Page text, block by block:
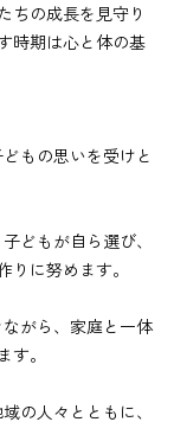
ちの成長を見守り
時期は心と体の基
もの思いを受けと
どもが自ら選び、
に努めます。
がら、家庭と一体
。
の人々とともに、